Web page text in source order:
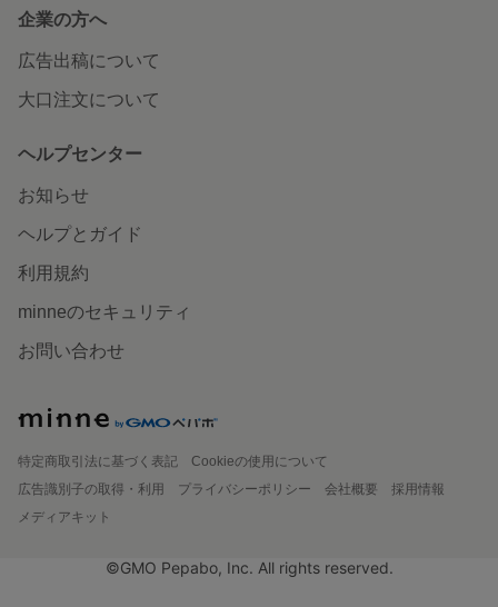
企業の方へ
広告出稿について
大口注文について
ヘルプセンター
お知らせ
ヘルプとガイド
利用規約
minneのセキュリティ
お問い合わせ
特定商取引法に基づく表記
Cookieの使用について
広告識別子の取得・利用
プライバシーポリシー 会社概要
採用情報
メディアキット
©GMO Pepabo, Inc. All rights reserved.